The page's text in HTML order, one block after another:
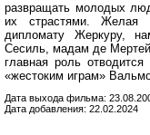
развращать молодых
их страстями. Желая
дипломату Жеркуру,
Сесиль, мадам де
главная роль
«жестоким играм»
Дата выхода фильма:
Дата добавления: 22.02.2024